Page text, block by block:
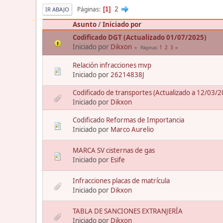
IR ABAJO Páginas 1
2
Asunto/Iniciado por
Codificado DGT (Actualizado 01/07/2025)
Iniciado por Dikxon Páginas 1 2 3
Relación infracciones mvp
Iniciado por26214838J
Codificado de transportes (Actualizado a 12/03/
Iniciado por Dikxon
Codificado Reformas de Importancia
Iniciado por Marco Aurelio
MARCA SV cisternas de gas
Iniciado por Esife
Infracciones placas de matrícula
Iniciado por Dikxon
TABLA DE SANCIONES EXTRANJERÍA
Iniciado por Dikxon